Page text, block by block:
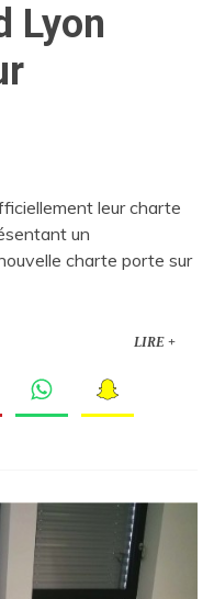
Lyon
leur charte
un
charte porte sur
LIRE +